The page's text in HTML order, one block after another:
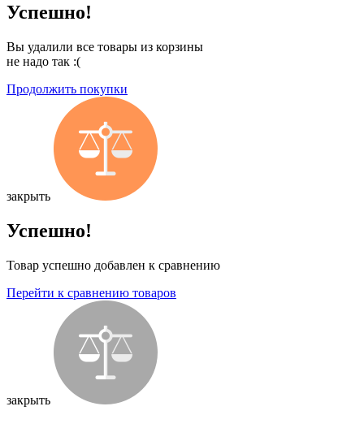
Успешно!
Вы удалили все товары из корзины
не надо так :(
Продолжить покупки
закрыть
Успешно!
Товар успешно добавлен к сравнению
Перейти к сравнению товаров
закрыть